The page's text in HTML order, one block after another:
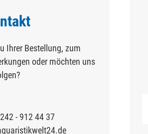
Ihrer Bestellung, zum
oder möchten uns
- 912 44 37